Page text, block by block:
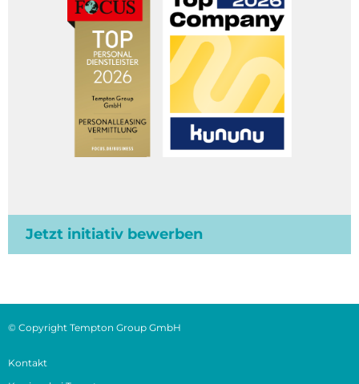
Jetzt initiativ bewerben
© Copyright Tempton Group GmbH
Kontakt